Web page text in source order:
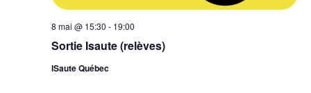
Sortie Isaute (relèves)
8 mai @ 15:30 - 19:00
ISaute Québec